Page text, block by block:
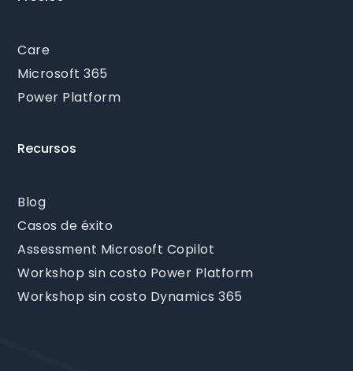
Care
Microsoft 365
Power Platform
Recursos
Blog
Casos de éxito
Assessment Microsoft Copilot
Workshop sin costo Power Platform
Workshop sin costo Dynamics 365